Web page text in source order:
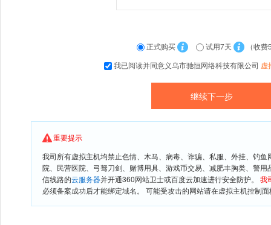
正式购买 试用7天
（收费
我已阅读并同意义乌市驰恒网络科技有限公司 虚
重要提示
我司所有虚拟主机均禁止色情、木马、病毒、诈骗、私服、外挂、钓
院、民营医院、弓驽刀剑、赌博用具、游戏币交易、减肥丰胸类、警
信线路的云服务器并开通360网站卫士或百度云加速进行安全防护。 我
必须备案成功后才能绑定域名。 可能受攻击的网站请在虚拟主机控制